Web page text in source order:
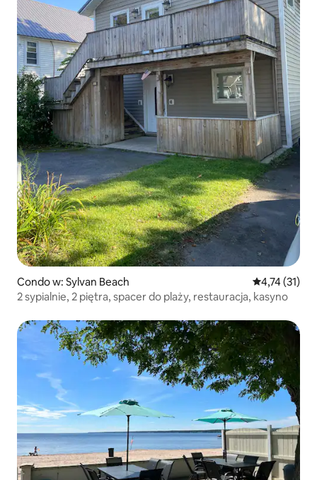
Condo w: Sylvan Beach Średnia
4,74 (31)
2 sypialnie, 2 piętra, spacer do plaży, restauracja, kasyno